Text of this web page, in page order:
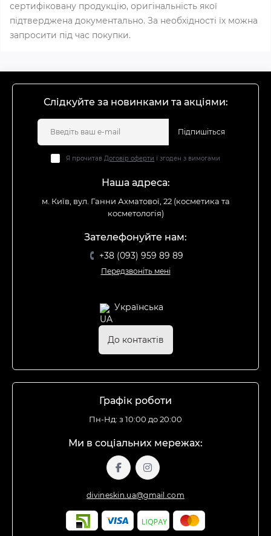
сертифіковану продукцію, оригінальність якої
підтверджена документально. За необхідності їх можна
запросити під час покупки.
Слідкуйте за новинками та акціями:
Підпишіться
Я прочитав Договір оферти і згоден з вимогами
Наша адреса:
м. Київ, вул. Ганни Ахматової, 22 (косметика та
косметологія)
Зателефонуйте нам:
+38 (093) 959 89 89
Передзвоніть мені
Українська
До контактів
Графік роботи
Пн-Нд: з 10:00 до 20:00
Ми в соціальних мережах:
divineskin.ua@gmail.com